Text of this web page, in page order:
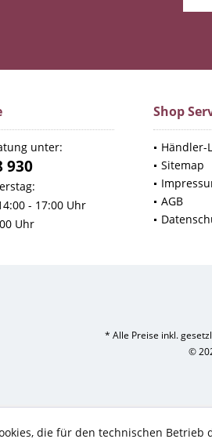
unter:
930
- 17:00 Uhr
Uhr
Shop
Händler-
Sitemap
AGB
* Alle Preise inkl.
©
die für den technischen